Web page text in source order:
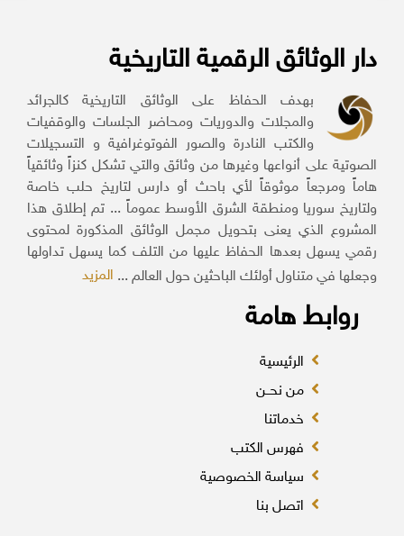
دار الوثائق الرقمية التاريخية
بهدف الحفاظ على الوثائق التاريخية كالجرائد
والمجلات والدوريات ومحاضر الجلسات والوقفيات
والكتب النادرة والصور الفوتوغرافية و التسجيلات
الصوتية على أنواعها وغيرها من وثائق والتي تشكل كنزاً وثائقياً
هاماً ومرجعاً موثوقاً لأي باحث أو دارس لتاريخ حلب خاصة
ولتاريخ سوريا ومنطقة الشرق الأوسط عموماً ... تم إطلاق هذا
المشروع الذي يعنى بتحويل مجمل الوثائق المذكورة لمحتوى
رقمي يسهل بعدها الحفاظ عليها من التلف كما يسهل تداولها
وجعلها في متناول أولئك الباحثين حول العالم ...المزيد
روابط هامة
الرئيسية
من نحــن
خدماتنا
فهرس الكتب
سياسة الخصوصية
اتصل بنا